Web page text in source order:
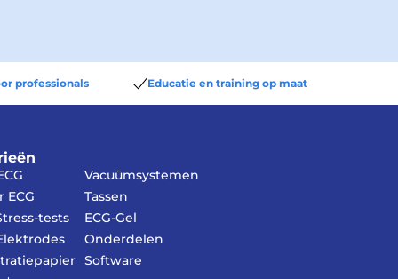
professionals Educatie en training op maat
ECG
tests
Vacuümsystemen
Tassen
ECG-Gel
Onderdelen
Software